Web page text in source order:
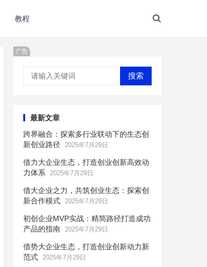
教程
广告
搜索
最新文章
跨界融合：探索多行业联动下的生态创
新创业路径
2025年7月29日
借力大企业生态，打造创业创新高效动
力体系
2025年7月29日
借大企业之力，共筑创业生态：探索创
新合作模式 2025年7月29日
初创企业MVP实战：精简路径打造成功
产品的指南 2025年7月29日
借势大企业生态，打造创业创新动力新
范式 2025年7月29日